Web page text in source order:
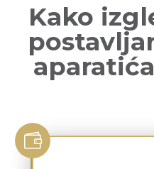
Kako
